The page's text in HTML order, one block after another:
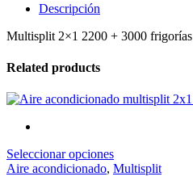
(2U50)
Descripción
Multisplit 2×1 2200 + 3000 frigorías
Related products
Seleccionar opcionesEste
producto
Aire acondicionado, Multisplit